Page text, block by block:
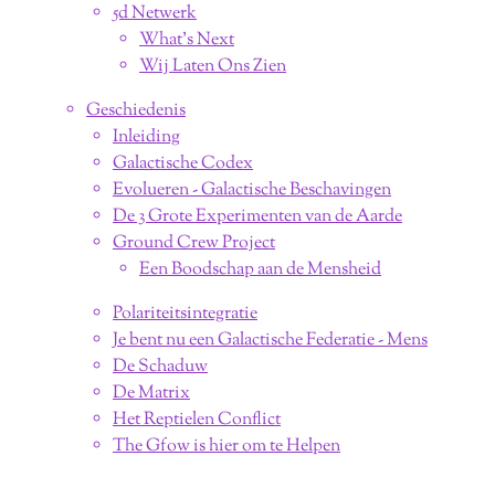
5d Netwerk
What's Next
Wij Laten Ons Zien
Geschiedenis
Inleiding
Galactische Codex
Evolueren - Galactische Beschavingen
De 3 Grote Experimenten van de Aarde
Ground Crew Project
Een Boodschap aan de Mensheid
Polariteitsintegratie
Je bent nu een Galactische Federatie - Mens
De Schaduw
De Matrix
Het Reptielen Conflict
The Gfow is hier om te Helpen